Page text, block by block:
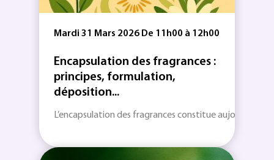
Mardi 31 Mars 2026 De 11h00 à 12h00
Encapsulation des fragrances :
principes, formulation,
déposition...
L’encapsulation des fragrances constitue aujourd’hui